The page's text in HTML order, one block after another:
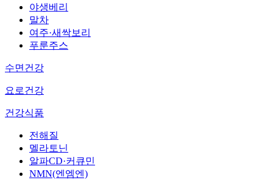
야생베리
말차
여주·새싹보리
푸룬주스
수면건강
요로건강
건강식품
전해질
멜라토닌
알파CD·커큐민
NMN(엔엠엔)